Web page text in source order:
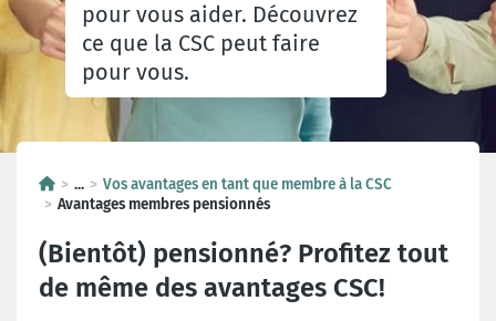
pour vous aider. Découvrez
ce que la CSC peut faire
pour vous.
...
Vos avantages en tant que membre à la CSC
Avantages membres pensionnés
(Bientôt) pensionné? Profitez tout
de même des avantages CSC!